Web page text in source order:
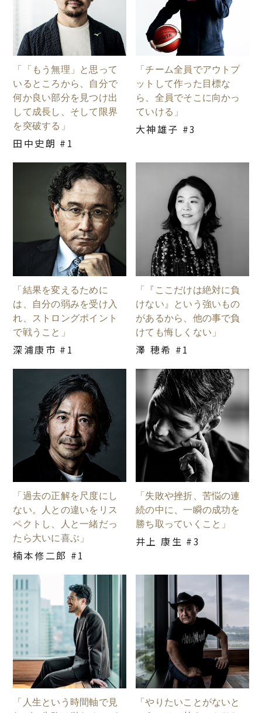
「「もう無理」と思って
いるところから、自分で
何か良い部分を見つけ出
して成長し、そして限界
を突破する」
田中史朗 #1
「チーム全員でアウトプ
ットして作った目標な
ら、全員でそこに向かっ
ていける」
大神雄子 #3
「結果を変えるために
は、自分の弱みを受け入
れ、ストロングポイント
で戦うこと」
深浦康市 #1
「『ここだけは絶対に負
けない』という強いもの
があるから、他の事で負
けても悔しくない」
澤 穂希 #1
「過去の正解を尺度にし
ない。人との違いをリス
ペクトし、人と一緒だっ
たら大いに喜ぶ」
楠本修二郎 #1
「失敗や挫折、苦悩の連
続の中に、一瞬の成功を
勝ち取っていくこと」
井上 康生 #3
「人生という時間軸で見
「やりたいことがないと